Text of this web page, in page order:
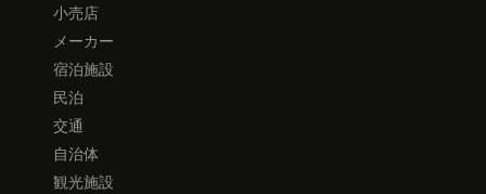
小売店
メーカー
宿泊施設
民泊
交通
自治体
観光施設